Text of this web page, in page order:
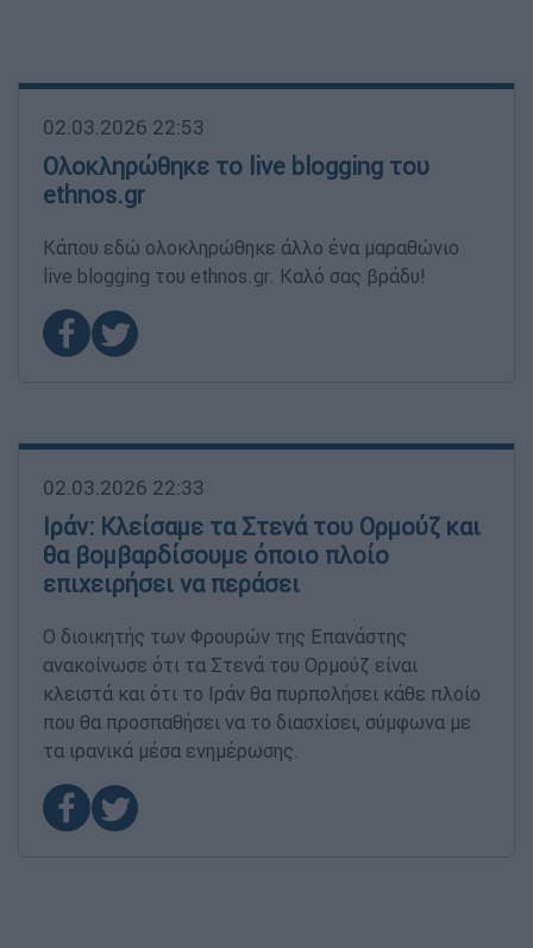
02.03.2026 22:53
Ολοκληρώθηκε το live blogging του
ethnos.gr
Κάπου εδώ ολοκληρώθηκε άλλο ένα μαραθώνιο
live blogging του ethnos.gr. Καλό σας βράδυ!
02.03.2026 22:33
Ιράν: Κλείσαμε τα Στενά του Ορμούζ και
θα βομβαρδίσουμε όποιο πλοίο
επιχειρήσει να περάσει
Ο διοικητής των Φρουρών της Επανάστης
ανακοίνωσε ότι τα Στενά του Ορμούζ είναι
κλειστά και ότι το Ιράν θα πυρπολήσει κάθε πλοίο
που θα προσπαθήσει να το διασχίσει, σύμφωνα με
τα ιρανικά μέσα ενημέρωσης.